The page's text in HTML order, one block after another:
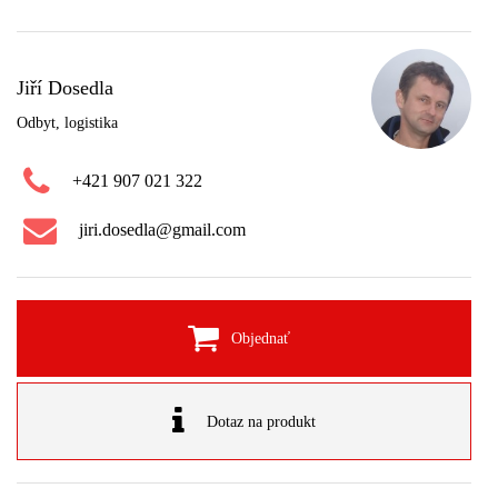
Jiří Dosedla
Odbyt, logistika
+421 907 021 322
jiri.dosedla@gmail.com
Objednať
Dotaz na produkt